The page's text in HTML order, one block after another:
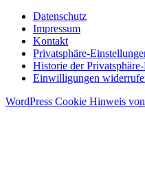
Datenschutz
Impressum
Kontakt
Privatsphäre-
Historie der
Einwilligungen
WordPress Cookie Hinweis